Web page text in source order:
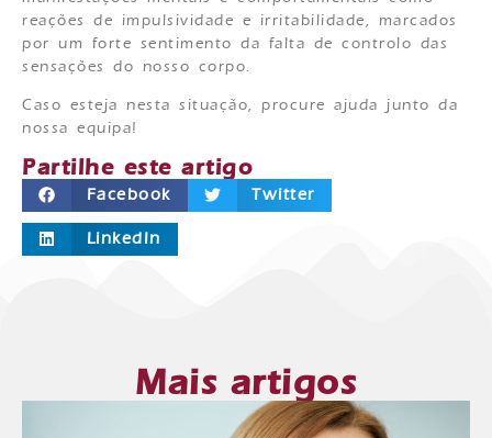
reações de impulsividade e irritabilidade, marcados
por um forte sentimento da falta de controlo das
sensações do nosso corpo.
Caso esteja nesta situação, procure ajuda junto da
nossa equipa!
Partilhe este artigo
Facebook Twitter
LinkedIn
Mais artigos